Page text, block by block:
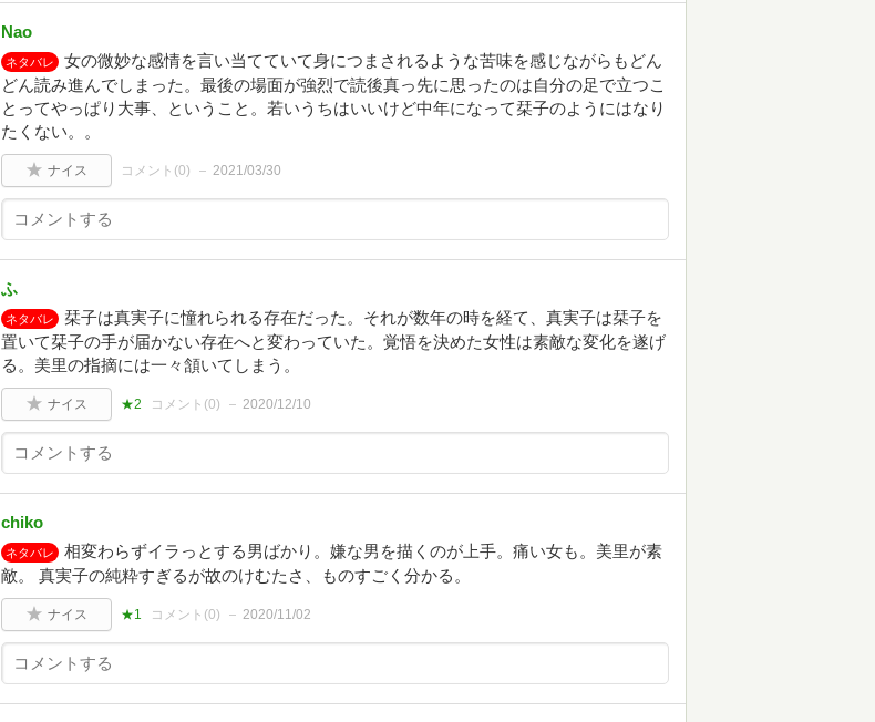
Nao
ネタバレ
女の微妙な感情を言い当てていて身につまされるような苦味を感じながらもどん
どん読み進んでしまった。最後の場面が強烈で読後真っ先に思ったのは自分の足で立つこ
とってやっぱり大事、ということ。若いうちはいいけど中年になって栞子のようにはなり
たくない。。
ナイス コメント(0) 2021/03/30
ふ
ネタバレ
栞子は真実子に憧れられる存在だった。それが数年の時を経て、真実子は栞子を
置いて栞子の手が届かない存在へと変わっていた。覚悟を決めた女性は素敵な変化を遂げ
る。美里の指摘には一々頷いてしまう。
ナイス ★2 コメント(0) 2020/12/10
chiko
ネタバレ
相変わらずイラっとする男ばかり。嫌な男を描くのが上手。痛い女も。美里が素
敵。 真実子の純粋すぎるが故のけむたさ、ものすごく分かる。
ナイス ★1 コメント(0) 2020/11/02